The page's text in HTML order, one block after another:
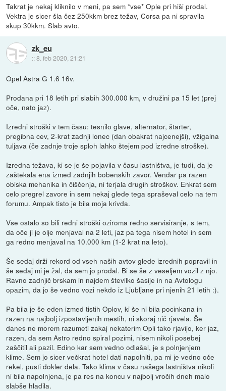
Takrat je nekaj kliknilo v meni, pa sem *vse* Ople pri hiši prodal.
Vektra je sicer šla čez 250kkm brez težav, Corsa pa ni spravila
skup 30kkm. Slab avto.
zk_eu
::8. feb 2020, 21:21
Opel Astra G 1.6 16v.
Prodana pri 18 letih pri slabih 300.000 km, v družini pa 15 let (prej
oče, nato jaz).
Izredni stroški v tem času: tesnilo glave, alternator, štarter,
pregibna cev, 2-krat zadnji lonec (dan obakrat najcenejši), vžigalna
tuljava (če zadnje troje sploh lahko štejem pod izredne stroške).
Izredna težava, ki se je še pojavila v času lastništva, je tudi, da je
zaštekala ena izmed zadnjih bobenskih zavor. Vendar pa razen
obiska mehanika in čiščenja, ni terjala drugih stroškov. Enkrat sem
celo pregrel zavore in sem nekaj glede tega spraševal celo na tem
forumu. Ampak tisto je bila moja krivda.
Vse ostalo so bili redni stroški oziroma redno servisiranje, s tem,
da oče ji je olje menjaval na 2 leti, jaz pa tega nisem hotel in sem
ga redno menjaval na 10.000 km (1-2 krat na leto).
Še sedaj drži rekord od vseh naših avtov glede izrednih popravil in
še sedaj mi je žal, da sem jo prodal. Bi se še z veseljem vozil z njo.
Ravno zadnjič brskam in najdem številko šasije in na Avtologu
opazim, da jo še vedno vozi nekdo iz Ljubljane pri njenih 21 letih :).
Pa bila je še eden izmed tistih Oplov, ki še ni bila pocinkana in
razen na najbolj izpostavljenih mestih, ni skoraj nič rjavela. Še
danes ne morem razumeti zakaj nekaterim Opli tako rjavijo, ker jaz,
razen, da sem Astro redno spiral pozimi, nisem nikoli posebej
zaščitil ali pazil. Edino kar sem vedno odlašal, je s polnjenjem
klime. Sem jo sicer večkrat hotel dati napolniti, pa mi je vedno oče
rekel, pusti dokler dela. Tako klima v času našega lastništva nikoli
ni bila napolnjena, je pa res na koncu v najbolj vročih dneh malo
slabše hladila.